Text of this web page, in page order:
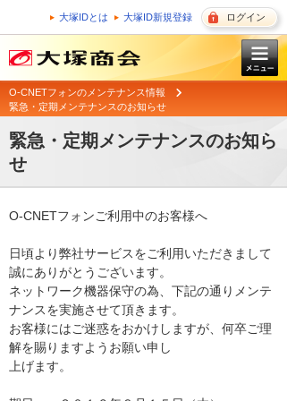
大塚IDとは 大塚ID新規登録 ログイン
O-CNETフォンのメンテナンス情報
緊急・定期メンテナンスのお知らせ
緊急・定期メンテナンスのお知ら
せ
O-CNETフォンご利用中のお客様へ
日頃より弊社サービスをご利用いただきまして
誠にありがとうございます。
ネットワーク機器保守の為、下記の通りメンテ
ナンスを実施させて頂きます。
お客様にはご迷惑をおかけしますが、何卒ご理
解を賜りますようお願い申し
上げます。